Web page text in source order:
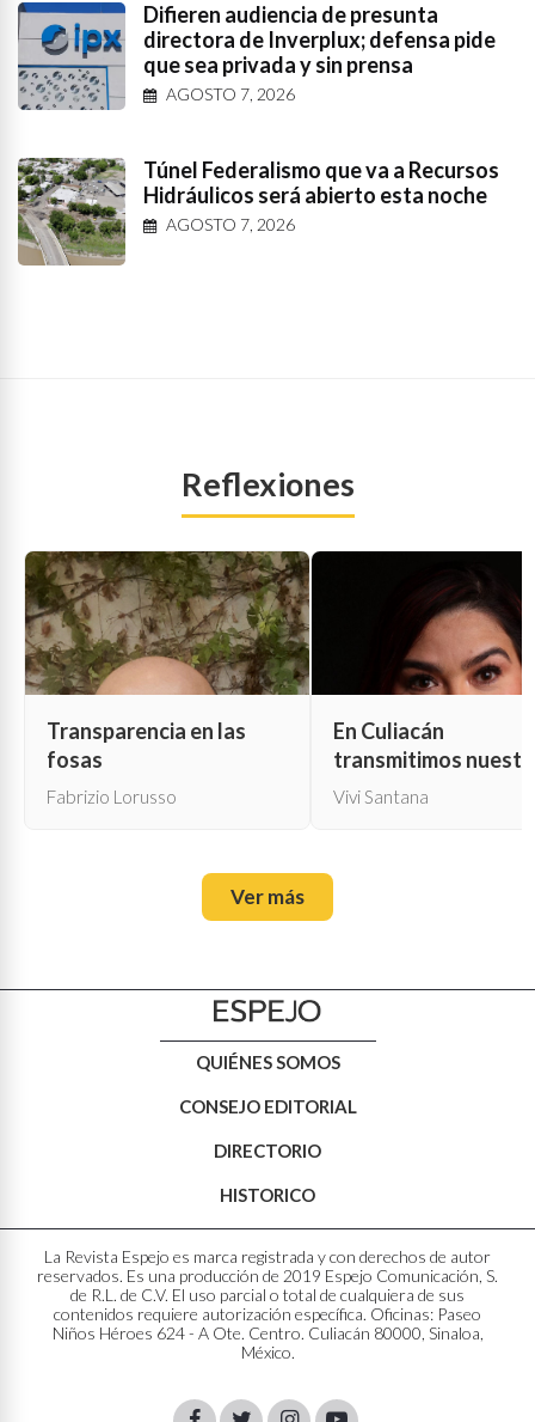
Difieren audiencia de presunta
directora de Inverplux; defensa pide
que sea privada y sin prensa
AGOSTO 7, 2026
Túnel Federalismo que va a Recursos
Hidráulicos será abierto esta noche
AGOSTO 7, 2026
Reflexiones
Transparencia en las
fosas
Fabrizio Lorusso
En Culiacán
transmitimos
propia muerte
Vivi Santana
Ver más
QUIÉNES SOMOS
CONSEJO EDITORIAL
DIRECTORIO
HISTORICO
La Revista Espejo es marca registrada y con derechos de autor
reservados. Es una producción de 2019 Espejo Comunicación, S.
de R.L. de C.V. El uso parcial o total de cualquiera de sus
contenidos requiere autorización específica. Oficinas: Paseo
Niños Héroes 624 - A Ote. Centro. Culiacán 80000, Sinaloa,
México.